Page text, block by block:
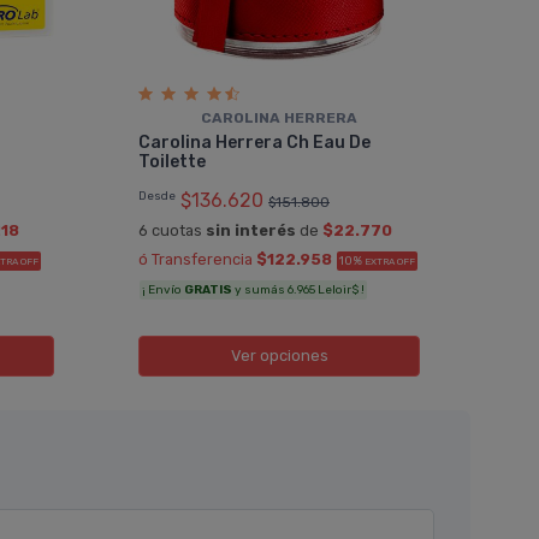
OFF
CAROLINA HERRERA
Carolina Herrera Ch Eau De
Toilette
Desde $136.620 $151.800
6 cuotas sin interés de $22.770
ó Transferencia $122.958 10% EXTRA OFF
¡ Envío GRATIS y sumás 6.965 Leloir$ !
Ver opciones